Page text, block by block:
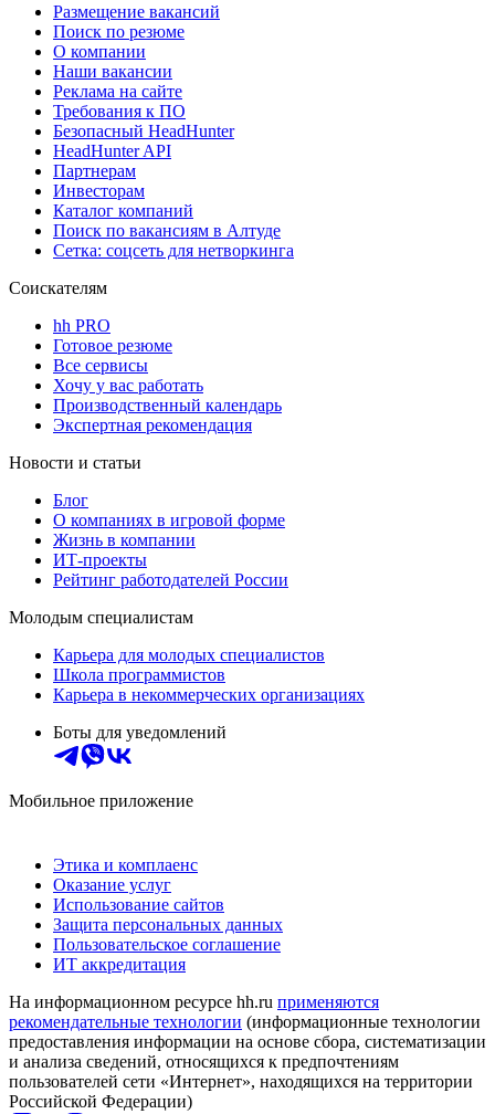
Размещение вакансий
Поиск по резюме
О компании
Наши вакансии
Реклама на сайте
Требования к ПО
Безопасный HeadHunter
HeadHunter API
Партнерам
Инвесторам
Каталог компаний
Поиск по вакансиям в Алтуде
Сетка: соцсеть для нетворкинга
Соискателям
hh PRO
Готовое резюме
Все сервисы
Хочу у вас работать
Производственный календарь
Экспертная рекомендация
Новости и статьи
Блог
О компаниях в игровой форме
Жизнь в компании
ИТ-проекты
Рейтинг работодателей России
Молодым специалистам
Карьера для молодых специалистов
Школа программистов
Карьера в некоммерческих организациях
Боты для уведомлений
Мобильное приложение
Этика и комплаенс
Оказание услуг
Использование сайтов
Защита персональных данных
Пользовательское соглашение
ИТ аккредитация
На информационном ресурсе hh.ru применяются
рекомендательные технологии (информационные технологии
предоставления информации на основе сбора, систематизации
и анализа сведений, относящихся к предпочтениям
пользователей сети «Интернет», находящихся на территории
Российской Федерации)